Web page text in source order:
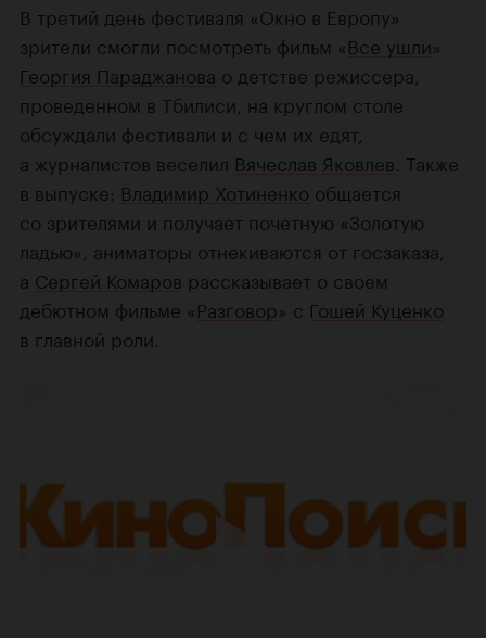
В третий день фестиваля «Окно в Европу»
зрители смогли посмотреть фильм «Все ушли»
Георгия Параджанова о детстве режиссера,
проведенном в Тбилиси, на круглом столе
обсуждали фестивали и с чем их едят,
а журналистов веселил Вячеслав Яковлев . Также
в выпуске: Владимир Хотиненко общается
со зрителями и получает почетную «Золотую
ладью», аниматоры отнекиваются от госзаказа,
а Сергей Комаров рассказывает о своем
дебютном фильме «Разговор» с Гошей Куценко
в главной роли.